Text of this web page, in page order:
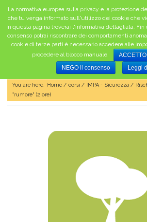
HOME
CHI SIAMO
CALENDARIO CORSI
CONTATTI
Rischio "rumore" (2 ore)
You are here: Home / corsi / IMPA - Sicurezza /
"rumore" (2 ore)
La normativa europea sulla privacy e la protezione
che tu venga informato sull'utilizzo dei cookie che
In questa pagina troverai l'informativa dettagliata.
consenso potrai riscontrare dei comportamenti
cookie di terze parti è necessario accedere alle
procedere al blocco manuale.
NEGO il consenso
Leggi